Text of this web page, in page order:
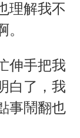
理解我不
伸手把我
白了，我
事鬧翻也